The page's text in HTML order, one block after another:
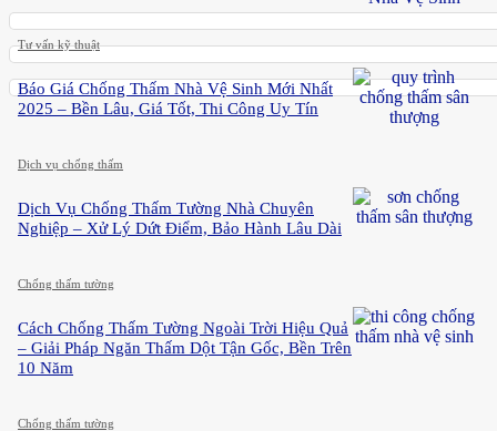
Tư vấn kỹ thuật
Báo Giá Chống Thấm Nhà Vệ Sinh Mới Nhất
2025 – Bền Lâu, Giá Tốt, Thi Công Uy Tín
Dịch vụ chống thấm
Dịch Vụ Chống Thấm Tường Nhà Chuyên
Nghiệp – Xử Lý Dứt Điểm, Bảo Hành Lâu Dài
Chống thấm tường
Cách Chống Thấm Tường Ngoài Trời Hiệu Quả
– Giải Pháp Ngăn Thấm Dột Tận Gốc, Bền Trên
10 Năm
Chống thấm tường